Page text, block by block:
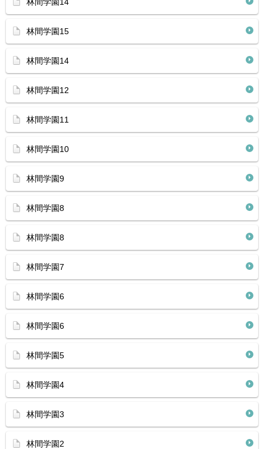
林間学園15
林間学園14
林間学園12
林間学園11
林間学園10
林間学園9
林間学園8
林間学園8
林間学園7
林間学園6
林間学園6
林間学園5
林間学園4
林間学園3
林間学園2